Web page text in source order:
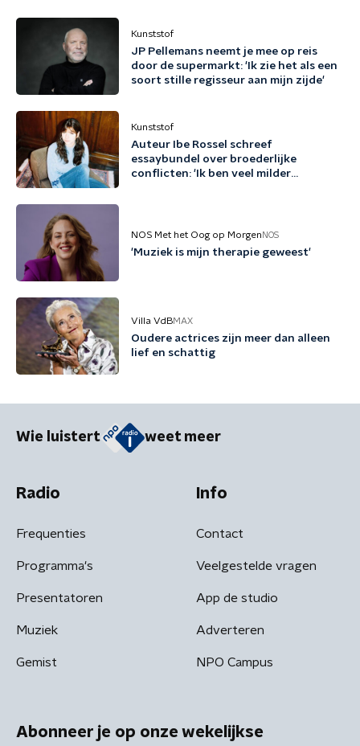
Kunststof
JP Pellemans neemt je mee op reis
door de supermarkt: 'Ik zie het als een
soort stille regisseur aan mijn zijde'
Kunststof
Auteur Ibe Rossel schreef
essaybundel over broederlijke
conflicten: 'Ik ben veel milder
NOS Met het Oog op Morgen NOS
'Muziek is mijn therapie geweest'
Villa VdBMAX
Oudere actrices zijn meer dan alleen
lief en schattig
Wie luistert weet meer
Radio
Frequenties
Programma's
Presentatoren
Muziek
Gemist
Info
Contact
Veelgestelde vragen
App de studio
Adverteren
NPO Campus
Abonneer je op onze wekelijkse